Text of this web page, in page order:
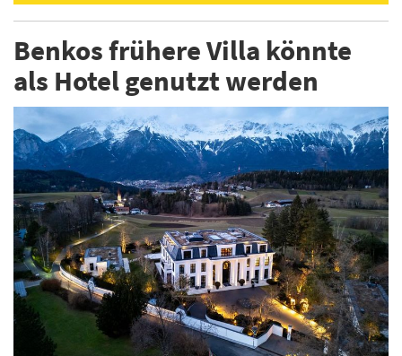
Benkos frühere Villa könnte
als Hotel genutzt werden